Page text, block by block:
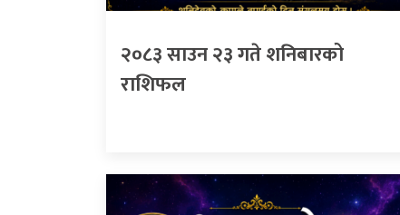
२०८३ साउन २३ गते शनिबारको
राशिफल